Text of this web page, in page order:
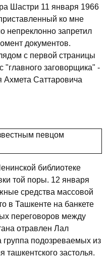
Шастри 11 января 1966
ко мне
непреклонно запретил
документов.
с первой страницы
заговорщика" -
Ахмета Саттаровича
библиотеке
той поры. 12 января
средства массовой
в Ташкенте на банкете
переговоров между
отравлен Лал
подозреваемых из
ташкентского застолья.